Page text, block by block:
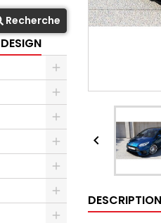
Recherche

DESCRIPTION